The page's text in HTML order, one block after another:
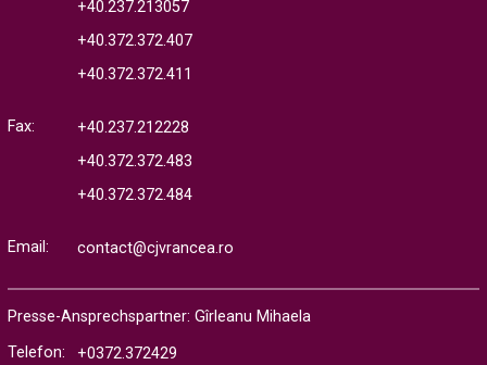
+40.237.213057
+40.372.372.407
+40.372.372.411
Fax:
+40.237.212228
+40.372.372.483
+40.372.372.484
Email: contact@cjvrancea.ro
Presse-Ansprechspartner: Gîrleanu Mihaela
Telefon:
+0372.372429